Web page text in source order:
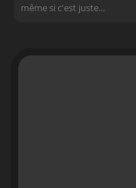
même si c'est juste...